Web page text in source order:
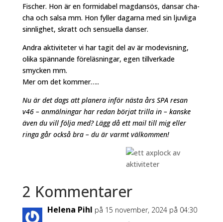
Fischer. Hon är en formidabel magdansös, dansar cha-
cha och salsa mm. Hon fyller dagarna med sin ljuvliga
sinnlighet, skratt och sensuella danser.
Andra aktiviteter vi har tagit del av är modevisning,
olika spännande föreläsningar, egen tillverkade
smycken mm.
Mer om det kommer…..
Nu är det dags att planera inför nästa års SPA resan
v46 – anmälningar har redan börjat trilla in – kanske
även du vill följa med? Lägg då ett mail till mig eller
ringa går också bra – du är varmt välkommen!
2 Kommentarer
Helena Pihl på 15 november, 2024 på 04:30